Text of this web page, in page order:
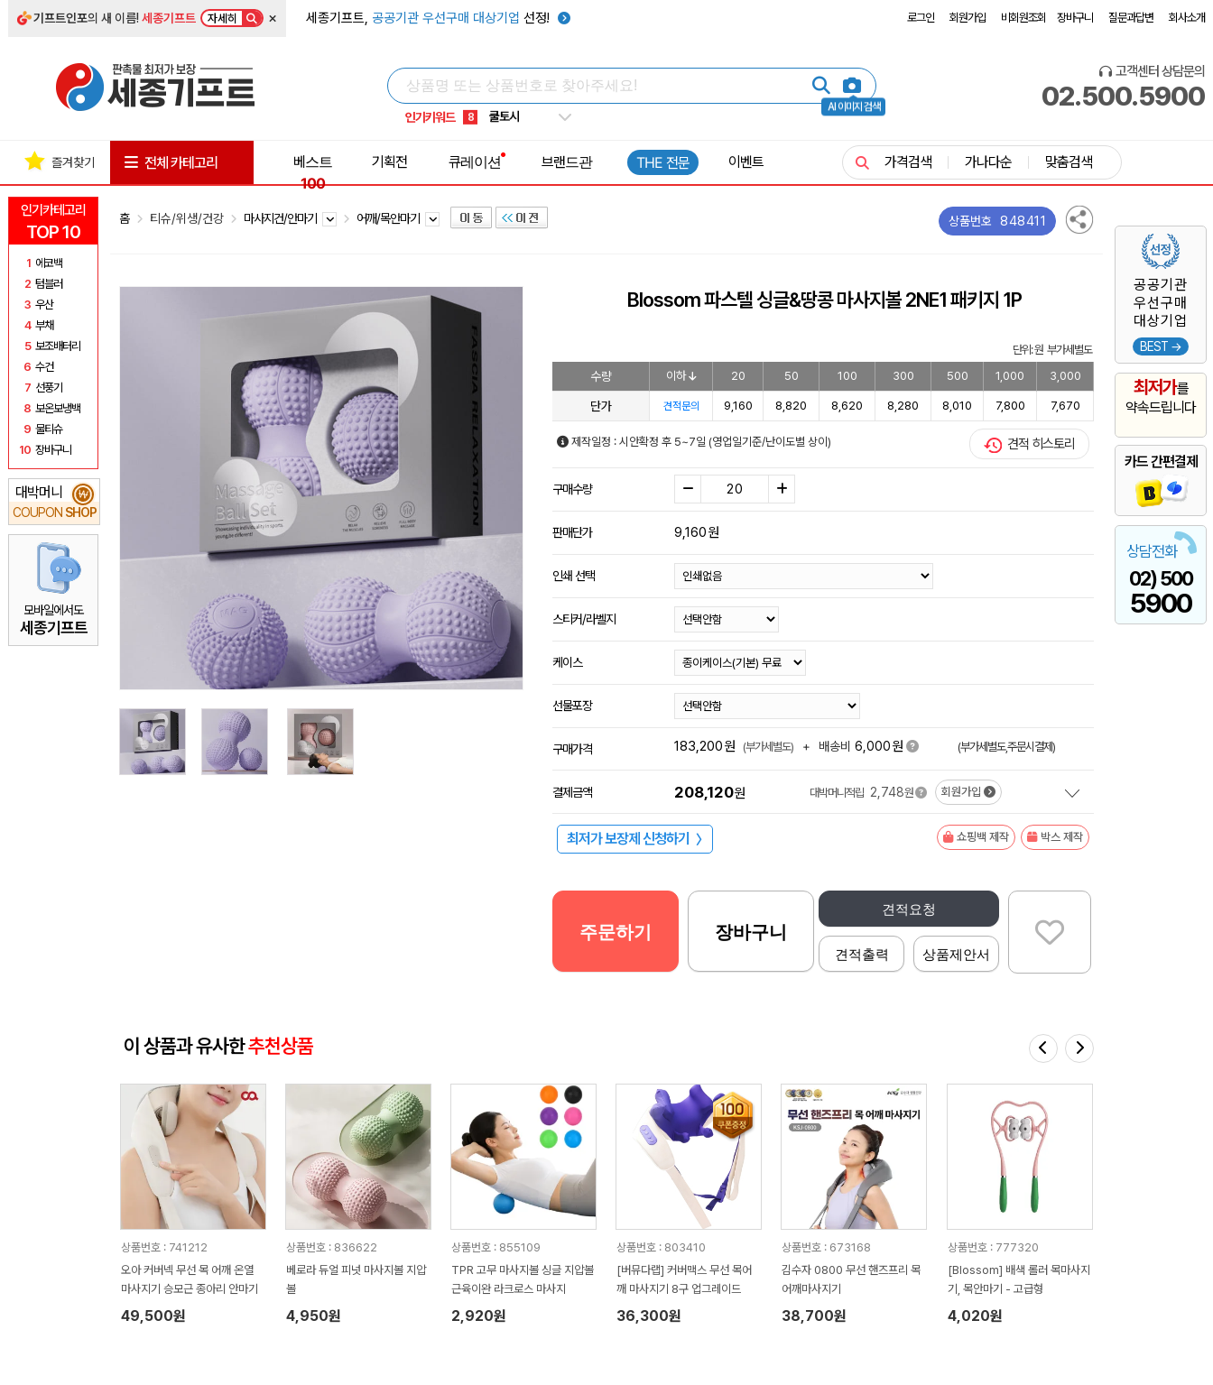
기프트인포의 새 이름!세종기프트 자세히 × 세종기프트, 공공기관 우선구매 대상기업 선정! 로그인 회원가입 비회원조회 장바구니 질문과답변 회사소개
AI 이미지 검색
인기키워드
5 키캡
8 쿨토시
9 넥쿨러
1 선풍기
고객센터 상담문의
02.500.5900
인기카테고리
TOP 10
1 에코백
2 텀블러
3 우산
4 부채
5 보조배터리
6 수건
7 선풍기
8 보온보냉백
9 물티슈
10 장바구니
대박머니
COUPON SHOP
₩
모바일에서도
세종기프트
공공기관
우선구매
대상기업
BEST →
최저가를
약속드립니다
카드 간편결제
상담전화
02) 500
5900
즐겨찾기 전체 카테고리
베스트
100
기획전 큐레이션 브랜드관 THE 전문 이벤트 가격검색 가나다순 맞춤검색
홈 티슈/위생/건강 마사지건/안마기 어깨/목안마기 상품번호 848411
Blossom 파스텔 싱글&땅콩 마사지볼 2NE1 패키지 1P
단위: 원 부가세별도
수량 이하 20 50 100 300 500 1,000 3,000
단가 견적문의 9,160 8,820 8,620 8,280 8,010 7,800 7,670
제작일정 : 시안확정 후 5~7일 (영업일기준/난이도별 상이) 견적 히스토리
구매수량
판매단가 9,160원
인쇄 선택
스티커/라벨지
케이스
선물포장
구매가격 183,200원 (부가세별도) + 배송비 6,000원 (부가세별도,주문시결제)
결제금액 208,120원 대박머니적립 2,748원 회원가입
최저가 보장제 신청하기 〉 쇼핑백 제작 박스 제작
견적요청
견적출력 상품제안서
주문하기 장바구니
이 상품과 유사한추천상품
상품번호 : 741212
오아 커버넥 무선 목 어깨 온열
마사지기 승모근 종아리 안마기
49,500원
상품번호 : 836622
베로라 듀얼 피넛 마사지볼 지압
볼
4,950원
상품번호 : 855109
TPR 고무 마사지볼 싱글 지압볼
근육이완 라크로스 마사지
2,920원
상품번호 : 803410
[버뮤다랩] 커버맥스 무선 목어
깨 마사지기 8구 업그레이드
36,300원
상품번호 : 673168
김수자 0800 무선 핸즈프리 목
어깨마사지기
38,700원
상품번호 : 777320
[Blossom] 배색 롤러 목마사지
기, 목안마기 - 고급형
4,020원